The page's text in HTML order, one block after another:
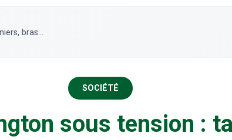
bras...
SOCIÉTÉ
sous tension :